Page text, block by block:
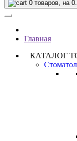
0 товаров, на
Главная
КАТАЛОГ